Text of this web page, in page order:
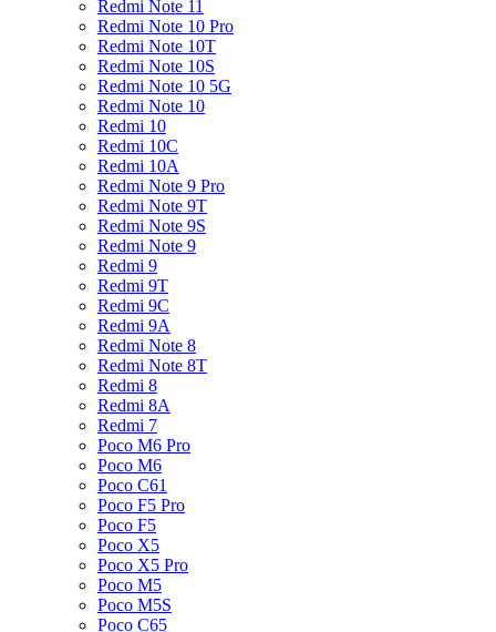
Redmi Note 11
Redmi Note 10 Pro
Redmi Note 10T
Redmi Note 10S
Redmi Note 10 5G
Redmi Note 10
Redmi 10
Redmi 10C
Redmi 10A
Redmi Note 9 Pro
Redmi Note 9T
Redmi Note 9S
Redmi Note 9
Redmi 9
Redmi 9T
Redmi 9C
Redmi 9A
Redmi Note 8
Redmi Note 8T
Redmi 8
Redmi 8A
Redmi 7
Poco M6 Pro
Poco M6
Poco C61
Poco F5 Pro
Poco F5
Poco X5
Poco X5 Pro
Poco M5
Poco M5S
Poco C65